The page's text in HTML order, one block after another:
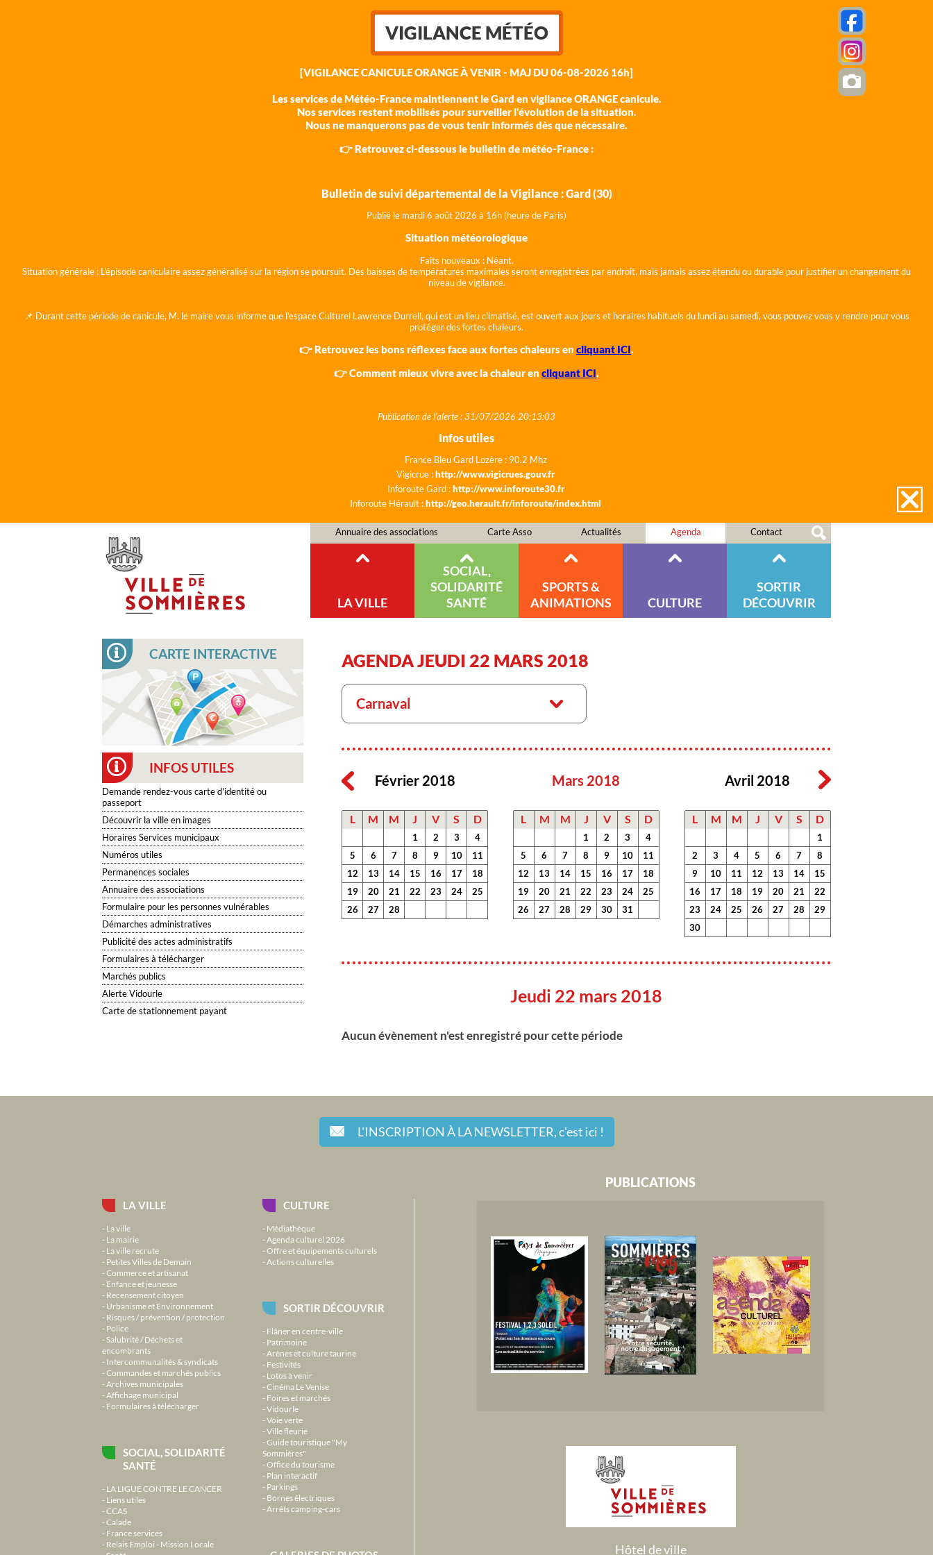
VIGILANCE MÉTÉO
[VIGILANCE CANICULE ORANGE À VENIR - MAJ DU 06-08-2026 16h]
Les services de Météo-France maintiennent le Gard en vigilance ORANGE canicule.
Nos services restent mobilisés pour surveiller l'évolution de la situation.
Nous ne manquerons pas de vous tenir informés dès que nécessaire.
👉 Retrouvez ci-dessous le bulletin de météo-France :
Bulletin de suivi départemental de la Vigilance : Gard (30)
Publié le mardi 6 août 2026 à 16h (heure de Paris)
Situation météorologique
Faits nouveaux : Néant.
Situation générale : L'épisode caniculaire assez généralisé sur la région se poursuit. Des baisses de températures maximales seront enregistrées par endroit, mais jamais assez étendu ou durable pour justifier un changement du
niveau de vigilance.
📌 Durant cette période de canicule, M. le maire vous informe que l'espace Culturel Lawrence Durrell, qui est un lieu climatisé, est ouvert aux jours et horaires habituels du lundi au samedi, vous pouvez vous y rendre pour vous
protéger des fortes chaleurs.
👉 Retrouvez les bons réflexes face aux fortes chaleurs en cliquant ICI.
👉 Comment mieux vivre avec la chaleur en cliquant ICI.
Publication de l'alerte : 31/07/2026 20:13:03
Infos utiles
France Bleu Gard Lozère : 90.2 Mhz
Vigicrue :http://www.vigicrues.gouv.fr
Inforoute Gard :http://www.inforoute30.fr
Inforoute Hérault :http://geo.herault.fr/inforoute/index.html
Annuaire des associations Carte Asso Actualités Agenda Contact
LA VILLE
SOCIAL,
SOLIDARITÉ
SANTÉ
SPORTS &
ANIMATIONS
CULTURE
SORTIR
DÉCOUVRIR
CARTE INTERACTIVE
INFOS UTILES
Demande rendez-vous carte d'identité ou
passeport
Découvrir la ville en images
Horaires Services municipaux
Numéros utiles
Permanences sociales
Annuaire des associations
Formulaire pour les personnes vulnérables
Démarches administratives
Publicité des actes administratifs
Formulaires à télécharger
Marchés publics
Alerte Vidourle
Carte de stationnement payant
AGENDA JEUDI 22 MARS 2018
Carnaval
Février 2018
L M M J V S D
1 2 3
4
5
6 7 8 9 10
11
12
13 14 15 16 17
18
19
20 21 22 23 24
25
26
27 28
Mars 2018
L M M J V S D
1 2 3
4
5
6 7 8 9 10
11
12
13 14 15 16 17
18
19
20 21 22 23 24
25
26
27 28 29 30 31
Avril 2018
L M M J V S D
1
2
3 4 5 6 7
8
9
10 11 12 13 14
15
16
17 18 19 20 21
22
23
24 25 26 27 28
29
30
Jeudi 22 mars 2018
Aucun évènement n'est enregistré pour cette période
L'INSCRIPTION À LA NEWSLETTER,c'est ici !
LA VILLE
La ville
La mairie
La ville recrute
Petites Villes de Demain
Commerce et artisanat
Enfance et jeunesse
Recensement citoyen
Urbanisme et Environnement
Risques / prévention / protection
Police
Salubrité / Déchets et
encombrants
Intercommunalités & syndicats
Commandes et marchés publics
Archives municipales
Affichage municipal
Formulaires à télécharger
SOCIAL, SOLIDARITÉ
SANTÉ
LA LIGUE CONTRE LE CANCER
Liens utiles
CCAS
Calade
France services
Relais Emploi - Mission Locale
CULTURE
Médiathèque
Agenda culturel 2026
Offre et équipements culturels
Actions culturelles
SORTIR DÉCOUVRIR
Flâner en centre-ville
Patrimoine
Arènes et culture taurine
Festivités
Lotos à venir
Cinéma Le Venise
Foires et marchés
Vidourle
Voie verte
Ville fleurie
Guide touristique "My
Sommières"
Office du tourisme
Plan interactif
Parkings
Bornes électriques
Arrêts camping-cars
PUBLICATIONS
Hôtel de ville